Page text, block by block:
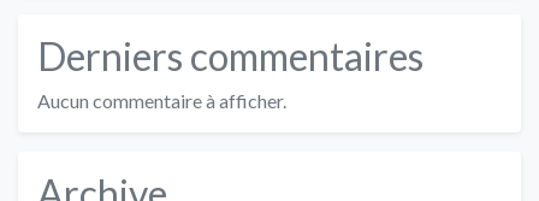
Derniers commentaires
Aucun commentaire à afficher.